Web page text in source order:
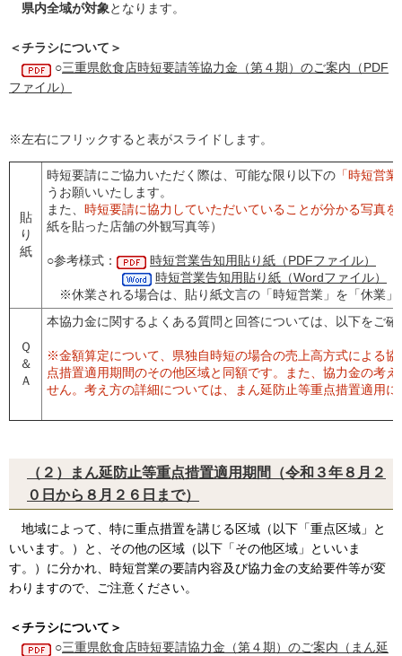
県内全域が対象となります。
＜チラシについて＞
○三重県飲食店時短要請等協力金（第４期）のご案内（PDF
ファイル）
※左右にフリックすると表がスライドします。
貼
り
紙
時短要請にご協力いただく際は、可能な限り以下の 「時短営
うお願いいたします。
また、 時短要請に協力していただいていることが分かる写真を
紙を貼った店舗の外観写真等）
○参考様式：
時短営業告知用貼り紙（PDFファイル）
時短営業告知用貼り紙（Wordファイル）
※休業される場合は、貼り紙文言の「時短営業」を「休業」
Ｑ
＆
Ａ
本協力金に関するよくある質問と回答については、以下をご
※金額算定について、県独自時短の場合の売上高方式による
点措置適用期間のその他区域と同額です。また、協力金の考
せん。考え方の詳細については、まん延防止等重点措置適用
（２）まん延防止等重点措置適用期間（令和３年８月２
０日から８月２６日まで）
地域によって、特に重点措置を講じる区域（以下「重点区域」と
いいます。）と、その他の区域（以下「その他区域」といいま
す。）に分かれ、時短営業の要請内容及び協力金の支給要件等が変
わりますので、ご注意ください。
＜チラシについて＞
○三重県飲食店時短要請協力金（第４期）のご案内（まん延